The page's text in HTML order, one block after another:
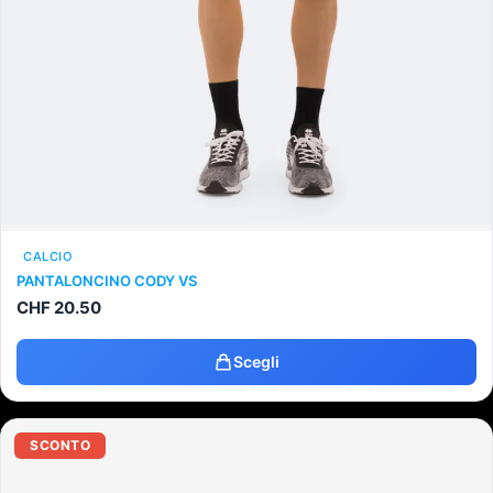
CALCIO
PANTALONCINO CODY VS
CHF20.50
Scegli
SCONTO